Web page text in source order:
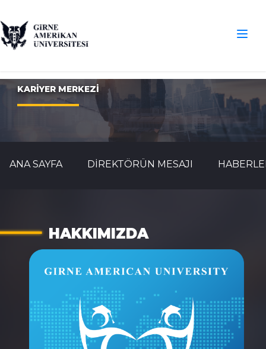
KARIYER MERKEZI
ANA SAYFA DIREKTÖRÜN MESAJI
HAKKIMIZDA